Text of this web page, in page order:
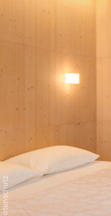
Datenschutz